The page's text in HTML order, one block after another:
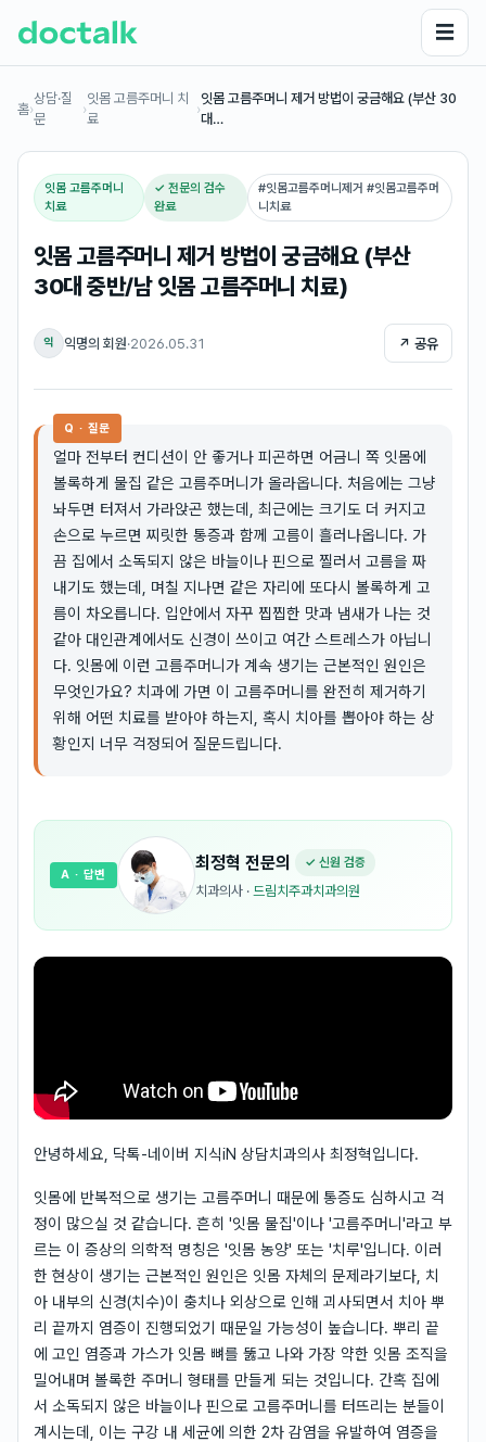
☰
홈›
상담·질
문
›
잇몸 고름주머니 치
료
›
잇몸 고름주머니 제거 방법이 궁금해요 (부산 30
대…
잇몸 고름주머니
치료
✓ 전문의 검수
완료
#잇몸고름주머니제거 #잇몸고름주머
니치료
잇몸 고름주머니 제거 방법이 궁금해요 (부산
30대 중반/남 잇몸 고름주머니 치료)
익 익명의 회원·2026.05.31 ↗ 공유
Q · 질문
얼마 전부터 컨디션이 안 좋거나 피곤하면 어금니 쪽 잇몸에
볼록하게 물집 같은 고름주머니가 올라옵니다. 처음에는 그냥
놔두면 터져서 가라앉곤 했는데, 최근에는 크기도 더 커지고
손으로 누르면 찌릿한 통증과 함께 고름이 흘러나옵니다. 가
끔 집에서 소독되지 않은 바늘이나 핀으로 찔러서 고름을 짜
내기도 했는데, 며칠 지나면 같은 자리에 또다시 볼록하게 고
름이 차오릅니다. 입안에서 자꾸 찝찝한 맛과 냄새가 나는 것
같아 대인관계에서도 신경이 쓰이고 여간 스트레스가 아닙니
다. 잇몸에 이런 고름주머니가 계속 생기는 근본적인 원인은
무엇인가요? 치과에 가면 이 고름주머니를 완전히 제거하기
위해 어떤 치료를 받아야 하는지, 혹시 치아를 뽑아야 하는 상
황인지 너무 걱정되어 질문드립니다.
최정혁 전문의 ✓ 신원 검증
치과의사 · 드림치주과치과의원
A · 답변
안녕하세요, 닥톡-네이버 지식iN 상담치과의사 최정혁입니다.
잇몸에 반복적으로 생기는 고름주머니 때문에 통증도 심하시고 걱
정이 많으실 것 같습니다. 흔히 '잇몸 물집'이나 '고름주머니'라고 부
르는 이 증상의 의학적 명칭은 '잇몸 농양' 또는 '치루'입니다. 이러
한 현상이 생기는 근본적인 원인은 잇몸 자체의 문제라기보다, 치
아 내부의 신경(치수)이 충치나 외상으로 인해 괴사되면서 치아 뿌
리 끝까지 염증이 진행되었기 때문일 가능성이 높습니다. 뿌리 끝
에 고인 염증과 가스가 잇몸 뼈를 뚫고 나와 가장 약한 잇몸 조직을
밀어내며 볼록한 주머니 형태를 만들게 되는 것입니다. 간혹 집에
서 소독되지 않은 바늘이나 핀으로 고름주머니를 터뜨리는 분들이
계시는데, 이는 구강 내 세균에 의한 2차 감염을 유발하여 염증을